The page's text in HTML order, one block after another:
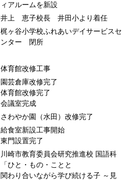
ィアルームを新設
井上 恵子校長 井田小より着任
梶ヶ谷小学校ふれあいデイサービスセ
ンター 閉所
体育館改修工事
園芸倉庫改修完了
体育館改修完了
会議室完成
さわやか園（水田）改修完了
給食室新設工事開始
東門設置完了
川崎市教育委員会研究推進校 国語科
「ひと・もの・ことと
関わり合いながら学び続ける子 ～見